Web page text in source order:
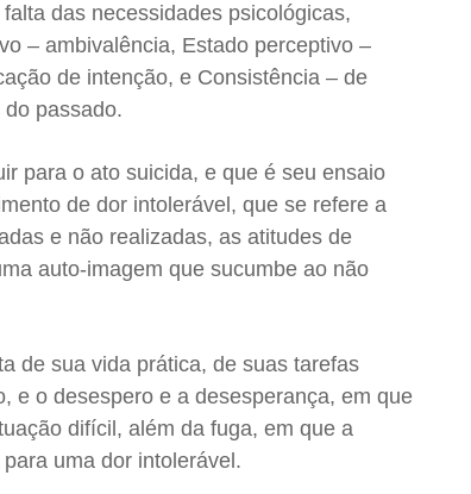
das necessidades psicológicas,
– ambivalência, Estado perceptivo –
de intenção, e Consistência – de
do passado.
para o ato suicida, e que é seu ensaio
de dor intolerável, que se refere a
e não realizadas, as atitudes de
auto-imagem que sucumbe ao não
de sua vida prática, de suas tarefas
e o desespero e a desesperança, em que
difícil, além da fuga, em que a
uma dor intolerável.